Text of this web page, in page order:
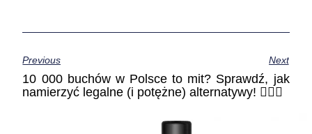
Previous Next
10 000 buchów w Polsce to mit? Sprawdź, jak
namierzyć legalne (i potężne) alternatywy! 🕵️‍♂️💨